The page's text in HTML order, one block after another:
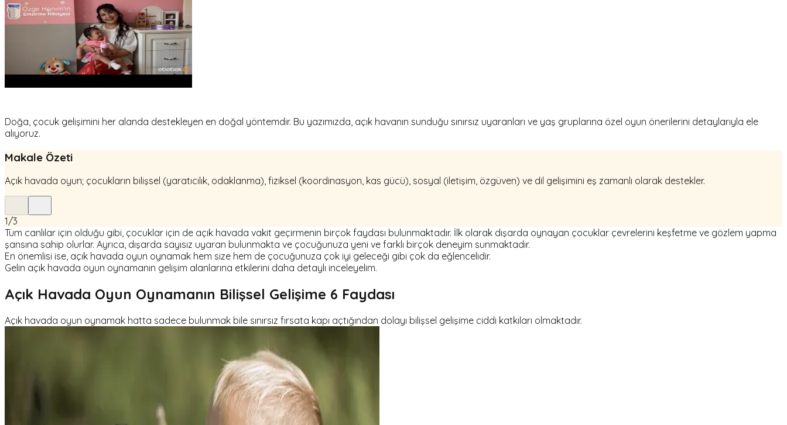
Doğa, çocuk gelişimini her alanda destekleyen en doğal yöntemdir. Bu yazımızda, açık havanın sunduğu sınırsız uyaranları ve yaş gruplarına özel oyun önerilerini detaylarıyla ele
alıyoruz.
Makale Özeti
Açık havada oyun; çocukların bilişsel (yaratıcılık, odaklanma), fiziksel (koordinasyon, kas gücü), sosyal (iletişim, özgüven) ve dil gelişimini eş zamanlı olarak destekler.
1/3
Tüm canlılar için olduğu gibi, çocuklar için de açık havada vakit geçirmenin birçok faydası bulunmaktadır. İlk olarak dışarda oynayan çocuklar çevrelerini keşfetme ve gözlem yapma
şansına sahip olurlar. Ayrıca, dışarda sayısız uyaran bulunmakta ve çocuğunuza yeni ve farklı birçok deneyim sunmaktadır.
En önemlisi ise, açık havada oyun oynamak hem size hem de çocuğunuza çok iyi geleceği gibi çok da eğlencelidir.
Gelin açık havada oyun oynamanın gelişim alanlarına etkilerini daha detaylı inceleyelim.
Açık Havada Oyun Oynamanın Bilişsel Gelişime 6 Faydası
Açık havada oyun oynamak hatta sadece bulunmak bile sınırsız fırsata kapı açtığından dolayı bilişsel gelişime ciddi katkıları olmaktadır.